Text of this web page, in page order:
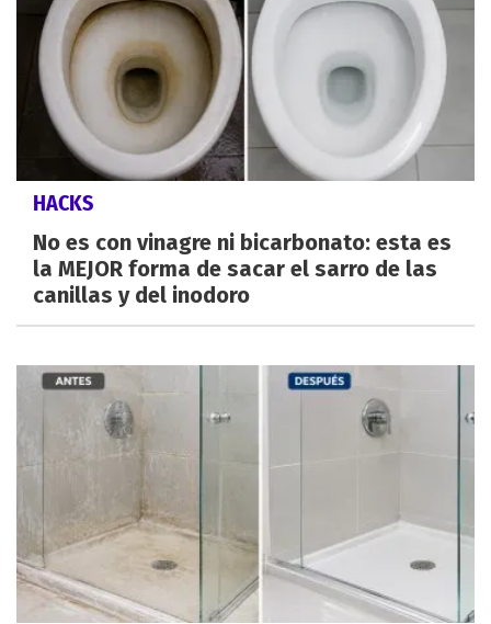
HACKS
No es con vinagre ni bicarbonato: esta es
la MEJOR forma de sacar el sarro de las
canillas y del inodoro